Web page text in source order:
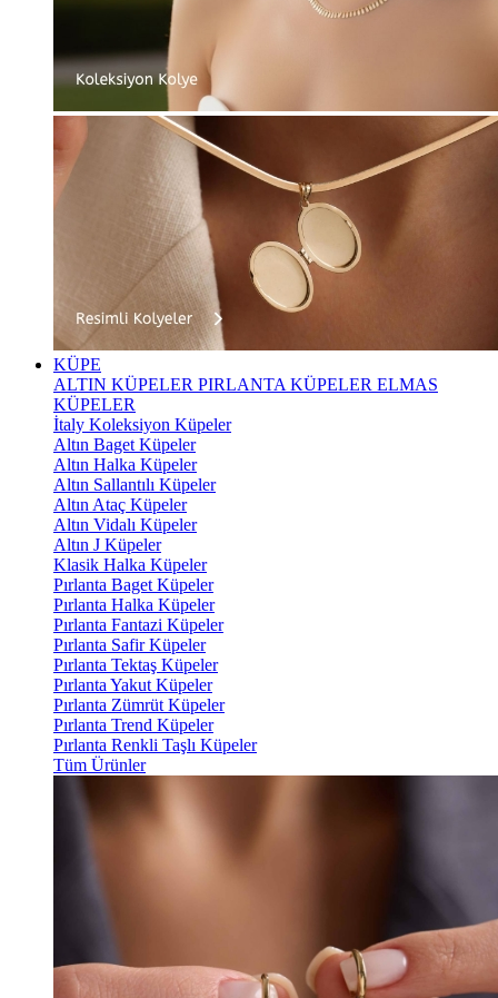
KÜPE
ALTIN KÜPELER PIRLANTA KÜPELER ELMAS
KÜPELER
İtaly Koleksiyon Küpeler
Altın Baget Küpeler
Altın Halka Küpeler
Altın Sallantılı Küpeler
Altın Ataç Küpeler
Altın Vidalı Küpeler
Altın J Küpeler
Klasik Halka Küpeler
Pırlanta Baget Küpeler
Pırlanta Halka Küpeler
Pırlanta Fantazi Küpeler
Pırlanta Safir Küpeler
Pırlanta Tektaş Küpeler
Pırlanta Yakut Küpeler
Pırlanta Zümrüt Küpeler
Pırlanta Trend Küpeler
Pırlanta Renkli Taşlı Küpeler
Tüm Ürünler